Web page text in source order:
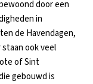
door een
in
de Havendagen,
staan ook veel
of Sint
gebouwd is